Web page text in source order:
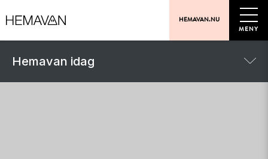
HEMAVAN.NU
MENY
Hemavan idag